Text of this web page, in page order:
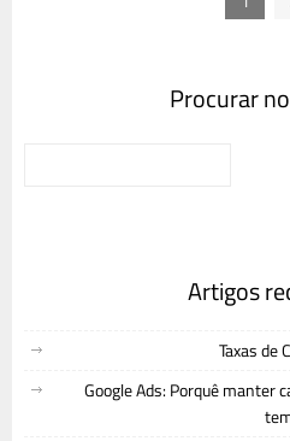
Procurar
Artigos
Taxas de
Google Ads: Porquê manter